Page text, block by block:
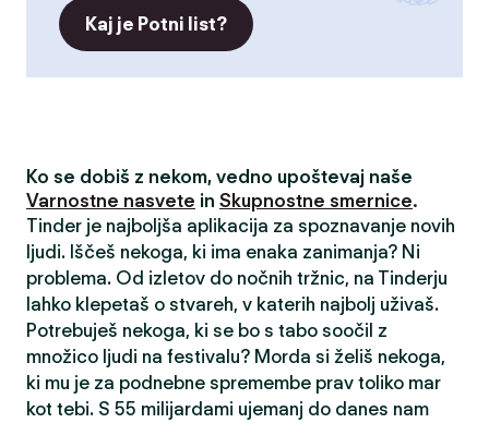
Kaj je Potni list?
Ko se dobiš z nekom, vedno upoštevaj naše
Varnostne nasvete in Skupnostne smernice.
Tinder je najboljša aplikacija za spoznavanje novih
ljudi. Iščeš nekoga, ki ima enaka zanimanja? Ni
problema. Od izletov do nočnih tržnic, na Tinderju
lahko klepetaš o stvareh, v katerih najbolj uživaš.
Potrebuješ nekoga, ki se bo s tabo soočil z
množico ljudi na festivalu? Morda si želiš nekoga,
ki mu je za podnebne spremembe prav toliko mar
kot tebi. S 55 milijardami ujemanj do danes nam